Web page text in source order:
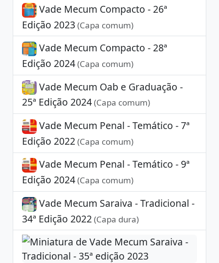
Vade Mecum Compacto - 26ª
Edição 2023 (Capa comum)
Vade Mecum Compacto - 28ª
Edição 2024(Capa comum)
Vade Mecum Oab e Graduação -
25ª Edição 2024(Capa comum)
Vade Mecum Penal - Temático - 7ª
Edição 2022 (Capa comum)
Vade Mecum Penal - Temático - 9ª
Edição 2024(Capa comum)
Vade Mecum Saraiva - Tradicional -
34ª Edição 2022 (Capa dura)